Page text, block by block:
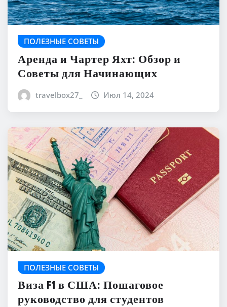
ПОЛЕЗНЫЕ СОВЕТЫ
Аренда и Чартер Яхт: Обзор и
Советы для Начинающих
travelbox27_ Июл 14, 2024
ПОЛЕЗНЫЕ СОВЕТЫ
Виза F1 в США: Пошаговое
руководство для студентов